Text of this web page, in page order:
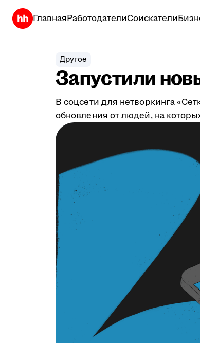
ГлавнаяРаботодателиСоискатели
Другое
Запустили
В соцсети для нетворкинга
обновления от людей, на